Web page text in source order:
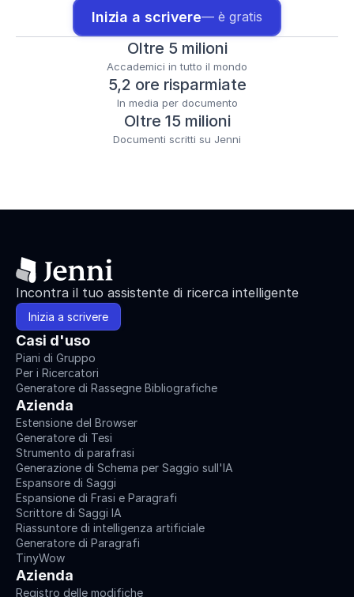
Inizia a scrivere— è gratis
Oltre 5 milioni
Accademici in tutto il mondo
5,2 ore risparmiate
In media per documento
Oltre 15 milioni
Documenti scritti su Jenni
Incontra il tuo assistente di ricerca intelligente
Inizia a scrivere
Casi d'uso
Piani di Gruppo
Per i Ricercatori
Generatore di Rassegne Bibliografiche
Azienda
Estensione del Browser
Generatore di Tesi
Strumento di parafrasi
Generazione di Schema per Saggio sull'IA
Espansore di Saggi
Espansione di Frasi e Paragrafi
Scrittore di Saggi IA
Riassuntore di intelligenza artificiale
Generatore di Paragrafi
TinyWow
Azienda
Registro delle modifiche